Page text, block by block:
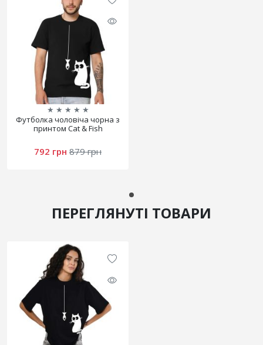
★ ★ ★ ★ ★
Футболка чоловіча чорна з
принтом Cat & Fish
792 грн 879 грн
ПЕРЕГЛЯНУТІ ТОВАРИ